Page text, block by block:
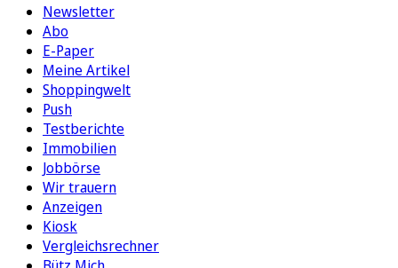
Newsletter
Abo
E-Paper
Meine Artikel
Shoppingwelt
Push
Testberichte
Immobilien
Jobbörse
Wir trauern
Anzeigen
Kiosk
Vergleichsrechner